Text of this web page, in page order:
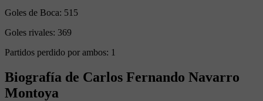
Goles de Boca: 515
Goles rivales: 369
Partidos perdido por ambos: 1
Biografía de Carlos Fernando Navarro
Montoya